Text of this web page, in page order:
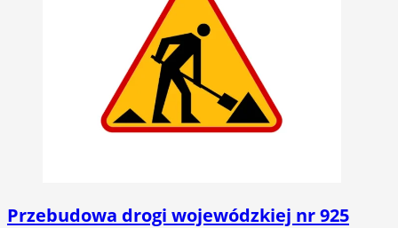
Przebudowa drogi wojewódzkiej nr 925